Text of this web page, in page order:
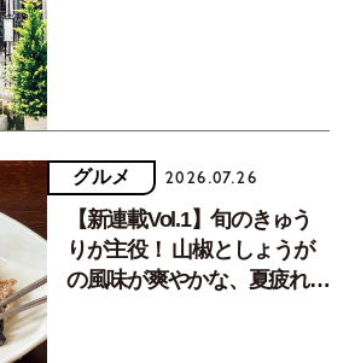
グルメ 2026.07.26
【新連載Vol.1】旬のきゅう
りが主役！ 山椒としょうが
の風味が爽やかな、夏疲れを